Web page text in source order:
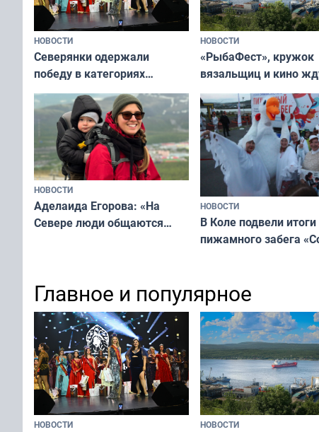
НОВОСТИ
Северянки одержали
победу в категориях
всероссийского конкурса
«Мисс и Миссис Великая
Русь»
НОВОСТИ
«РыбаФест», кружок
вязальщиц и кино
мурманчан в эти
НОВОСТИ
Аделаида Егорова: «На
Севере люди общаются
НОВОСТИ
В Коле подвели итоги
пижамного забега
Главное и популярное
НОВОСТИ НОВОСТИ